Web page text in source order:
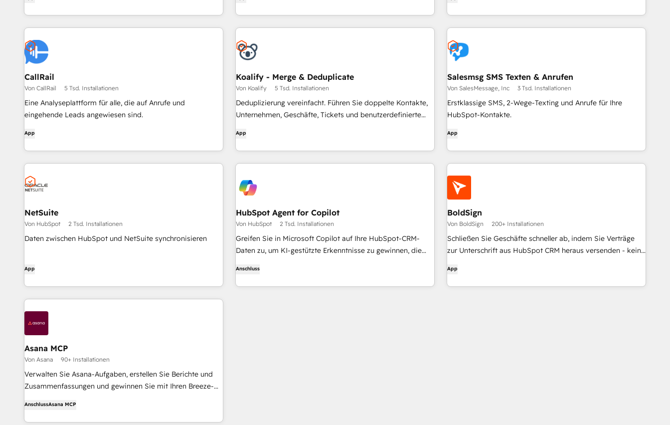
Gedächtnis verwandelt.
CallRail
Von CallRail 5 Tsd. Installationen
Eine Analyseplattform für alle, die auf Anrufe und
eingehende Leads angewiesen sind.
App
Koalify - Merge & Deduplicate
Von Koalify 5 Tsd. Installationen
Deduplizierung vereinfacht. Führen Sie doppelte Kontakte,
Unternehmen, Geschäfte, Tickets und benutzerdefinierte
App
Salesmsg SMS Texten & Anrufen
Von SalesMessage, Inc 3 Tsd. Installationen
Erstklassige SMS, 2-Wege-Texting und Anrufe für Ihre
HubSpot-Kontakte.
App
NetSuite
Von HubSpot 2 Tsd. Installationen
Daten zwischen HubSpot und NetSuite synchronisieren
App
HubSpot Agent for Copilot
Von HubSpot 2 Tsd. Installationen
Greifen Sie in Microsoft Copilot auf Ihre HubSpot-CRM-
Daten zu, um KI-gestützte Erkenntnisse zu gewinnen, die
Anschluss
BoldSign
Von BoldSign 200+ Installationen
Schließen Sie Geschäfte schneller ab, indem Sie Verträge
zur Unterschrift aus HubSpot CRM heraus versenden - kein
Hochladen.
App
Asana MCP
Von Asana 90+ Installationen
Verwalten Sie Asana-Aufgaben, erstellen Sie Berichte und
Zusammenfassungen und gewinnen Sie mit Ihren Breeze-
AnschlussAsana MCP